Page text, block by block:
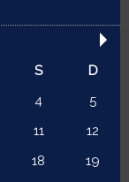
S
D
4
5
11
12
18
19